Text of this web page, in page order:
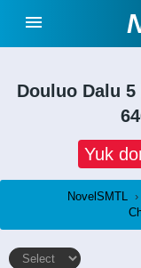
Douluo Dalu
Yuk
NovelSMTL ›